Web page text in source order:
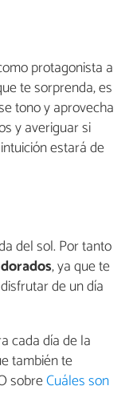
protagonista a
te sorprenda, es
tono y aprovecha
y averiguar si
estará de
del sol. Por tanto
, ya que te
de un día
cada día de la
también te
sobreCuáles son